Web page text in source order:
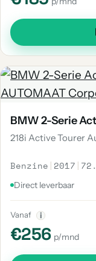
BMW 2-Serie
218i Active Tourer
Benzine | 2017 |
Direct leverbaar
Vanaf i
€256 p/mnd